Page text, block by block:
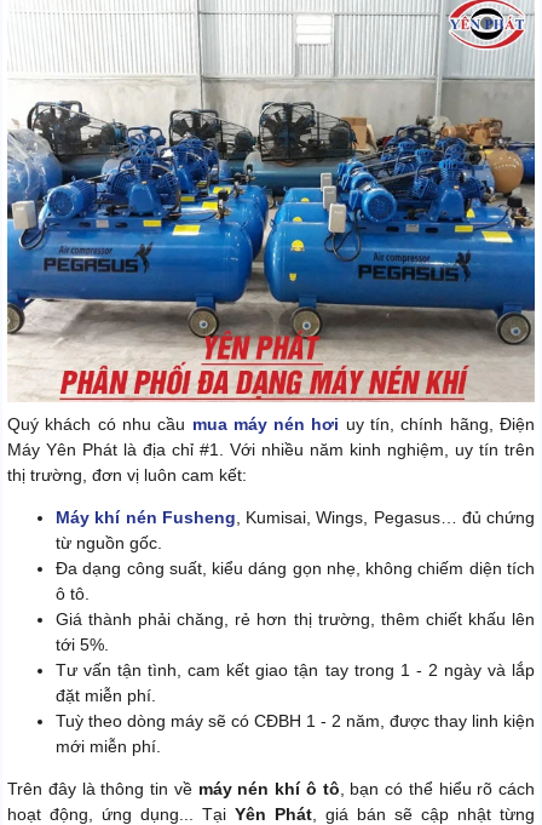
Quý khách có nhu cầu mua máy nén hơi uy tín, chính hãng, Điện
Máy Yên Phát là địa chỉ #1. Với nhiều năm kinh nghiệm, uy tín trên
thị trường, đơn vị luôn cam kết:
Máy khí nén Fusheng , Kumisai, Wings, Pegasus… đủ chứng
từ nguồn gốc.
Đa dạng công suất, kiểu dáng gọn nhẹ, không chiếm diện tích
ô tô.
Giá thành phải chăng, rẻ hơn thị trường, thêm chiết khấu lên
tới 5%.
Tư vấn tận tình, cam kết giao tận tay trong 1 - 2 ngày và lắp
đặt miễn phí.
Tuỳ theo dòng máy sẽ có CĐBH 1 - 2 năm, được thay linh kiện
mới miễn phí.
Trên đây là thông tin về máy nén khí ô tô , bạn có thể hiểu rõ cách
hoạt động, ứng dụng... Tại Yên Phát , giá bán sẽ cập nhật từng